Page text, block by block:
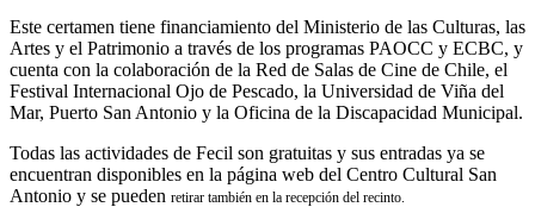
Este certamen tiene financiamiento del Ministerio de las Culturas, las
Artes y el Patrimonio a través de los programas PAOCC y ECBC, y
cuenta con la colaboración de la Red de Salas de Cine de Chile, el
Festival Internacional Ojo de Pescado, la Universidad de Viña del
Mar, Puerto San Antonio y la Oficina de la Discapacidad Municipal.
Todas las actividades de Fecil son gratuitas y sus entradas ya se
encuentran disponibles en la página web del Centro Cultural San
Antonio y se pueden retirar también en la recepción del recinto.